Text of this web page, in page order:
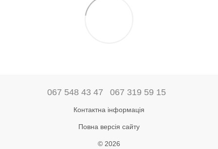
067 548 43 47 067 319 59 15
Контактна інформація
Повна версія сайту
© 2026